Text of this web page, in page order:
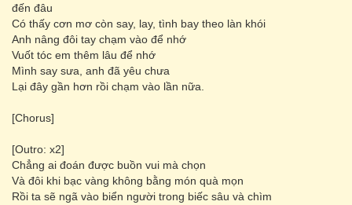
đến đâu
Có thấy cơn mơ còn say, lay, tình bay theo làn khói
Anh nâng đôi tay chạm vào để nhớ
Vuốt tóc em thêm lâu để nhớ
Mình say sưa, anh đã yêu chưa
Lại đây gần hơn rồi chạm vào lần nữa.
[Chorus]
[Outro: x2]
Chẳng ai đoán được buồn vui mà chọn
Và đôi khi bạc vàng không bằng món quà mọn
Rồi ta sẽ ngã vào biển người trong biếc sâu và chìm